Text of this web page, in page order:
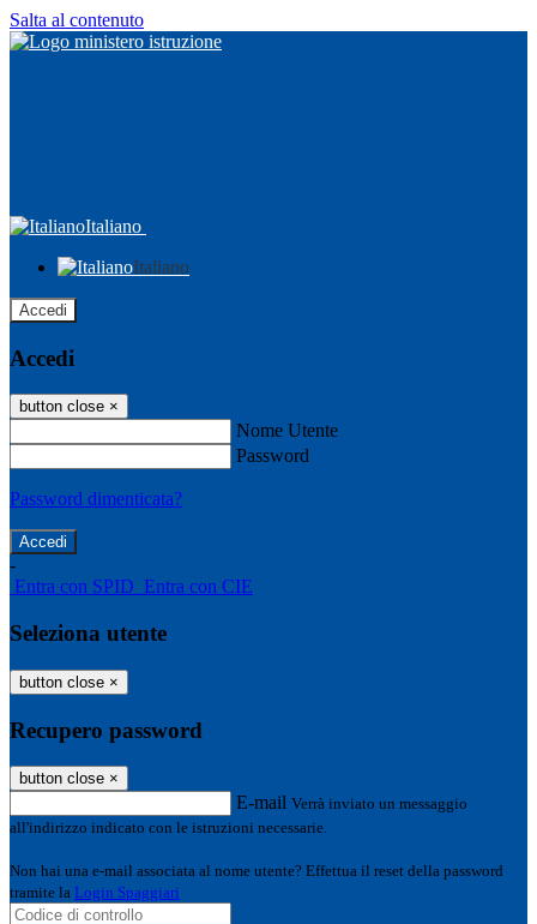
Salta al contenuto
Italiano
Italiano
Accedi
Accedi
button close ×
Nome Utente
Password
Password dimenticata?
-
Entra con SPID Entra con CIE
Seleziona utente
button close ×
Recupero password
button close ×
E-mail Verrà inviato un messaggio
all'indirizzo indicato con le istruzioni necessarie.
Non hai una e-mail associata al nome utente? Effettua il reset della password
tramite la Login Spaggiari